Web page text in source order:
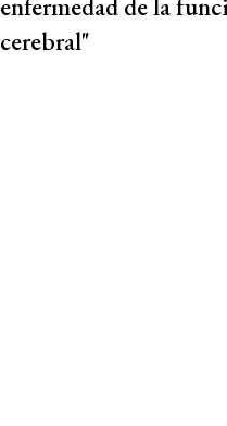
enfermedad de la
cerebral"